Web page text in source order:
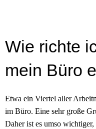
Wie richte
mein Büro
Etwa ein Viertel aller
im Büro. Eine sehr große
Daher ist es umso